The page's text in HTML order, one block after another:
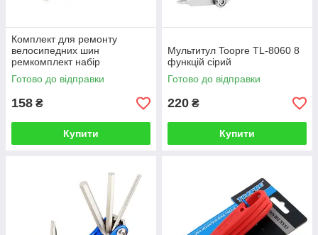
Комплект для ремонту
велосипедних шин
ремкомплект набір
інструментів
Готово до відправки
158 ₴
Купити
Мультитул Toopre TL-8060 8
функцій сірий
Готово до відправки
220 ₴
Купити